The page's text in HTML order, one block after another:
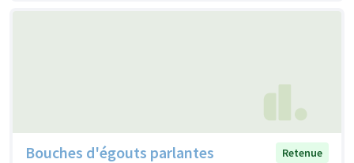
Bouches d'égouts parlantes
Retenue